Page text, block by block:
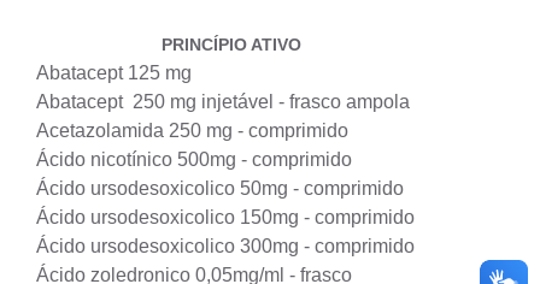
PRINCÍPIO ATIVO
Abatacept 125 mg
Abatacept 250 mg injetável - frasco ampola
Acetazolamida 250 mg - comprimido
Ácido nicotínico 500mg - comprimido
Ácido ursodesoxicolico 50mg - comprimido
Ácido ursodesoxicolico 150mg - comprimido
Ácido ursodesoxicolico 300mg - comprimido
Ácido zoledronico 0,05mg/ml - frasco